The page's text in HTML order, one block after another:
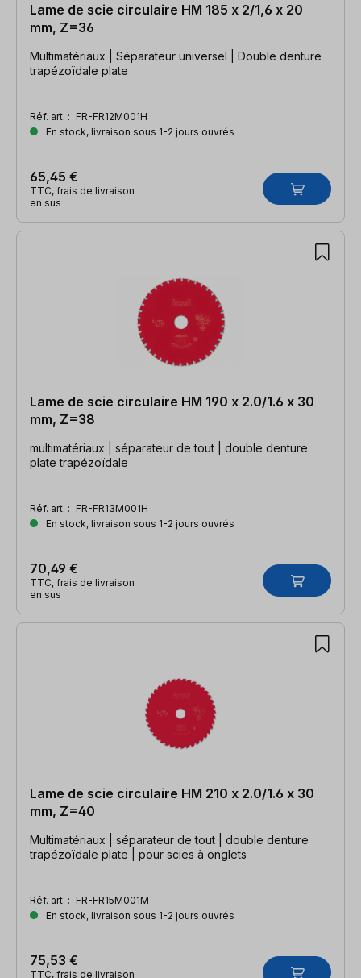
Lame de scie circulaire HM 185 x 2/1,6 x 20
mm, Z=36
Multimatériaux | Séparateur universel | Double denture
trapézoïdale plate
Réf. art. : FR-FR12M001H
En stock, livraison sous 1-2 jours ouvrés
65,45 €
TTC, frais de livraison
en sus
Lame de scie circulaire HM 190 x 2.0/1.6 x 30
mm, Z=38
multimatériaux | séparateur de tout | double denture
plate trapézoïdale
Réf. art. : FR-FR13M001H
En stock, livraison sous 1-2 jours ouvrés
70,49 €
TTC, frais de livraison
en sus
Lame de scie circulaire HM 210 x 2.0/1.6 x 30
mm, Z=40
Multimatériaux | séparateur de tout | double denture
trapézoïdale plate | pour scies à onglets
Réf. art. : FR-FR15M001M
En stock, livraison sous 1-2 jours ouvrés
75,53 €
TTC, frais de livraison